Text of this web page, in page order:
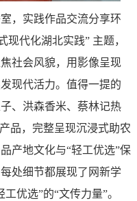
，实践作品交流分享环
代化湖北实践” 主题，
社会风貌，用影像呈现
现代活力。值得一提的
、洪森香米、蔡林记热
品，完整呈现沉浸式助农
产地文化与“轻工优选”保
处细节都展现了网新学
优选”的“文传力量”。